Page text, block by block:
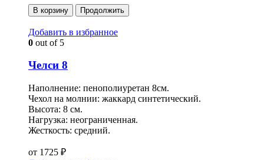
В корзину Продолжить
Добавить в избранное
0 out of 5
Челси 8
Наполнение: пенополиуретан 8см.
Чехол на молнии: жаккард синтетический.
Высота: 8 см.
Нагрузка: неограниченная.
Жесткость: средний.
от 1725 ₽